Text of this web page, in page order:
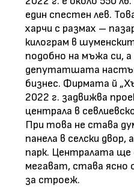
един спестен лев.
харчи с размах –
килограм в
подобно на мъжа си,
депутатшата
бизнес. Фирмата й
2022 г. задвижва
централа в
При това не става
панела в селски двор,
парк. Централата
мегават, става
за строеж.